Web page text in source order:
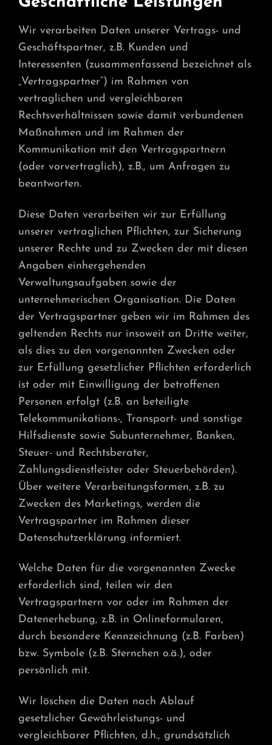
Wir verarbeiten Daten unserer Vertrags- und
Geschäftspartner, z.B. Kunden und
Interessenten (zusammenfassend bezeichnet als
„Vertragspartner“) im Rahmen von
vertraglichen und vergleichbaren
Rechtsverhältnissen sowie damit verbundenen
Maßnahmen und im Rahmen der
Kommunikation mit den Vertragspartnern
(oder vorvertraglich), z.B., um Anfragen zu
beantworten.
Diese Daten verarbeiten wir zur Erfüllung
unserer vertraglichen Pflichten, zur Sicherung
unserer Rechte und zu Zwecken der mit diesen
Angaben einhergehenden
Verwaltungsaufgaben sowie der
unternehmerischen Organisation. Die Daten
der Vertragspartner geben wir im Rahmen des
geltenden Rechts nur insoweit an Dritte weiter,
als dies zu den vorgenannten Zwecken oder
zur Erfüllung gesetzlicher Pflichten erforderlich
ist oder mit Einwilligung der betroffenen
Personen erfolgt (z.B. an beteiligte
Telekommunikations-, Transport- und sonstige
Hilfsdienste sowie Subunternehmer, Banken,
Steuer- und Rechtsberater,
Zahlungsdienstleister oder Steuerbehörden).
Über weitere Verarbeitungsformen, z.B. zu
Zwecken des Marketings, werden die
Vertragspartner im Rahmen dieser
Datenschutzerklärung informiert.
Welche Daten für die vorgenannten Zwecke
erforderlich sind, teilen wir den
Vertragspartnern vor oder im Rahmen der
Datenerhebung, z.B. in Onlineformularen,
durch besondere Kennzeichnung (z.B. Farben)
bzw. Symbole (z.B. Sternchen o.ä.), oder
persönlich mit.
Wir löschen die Daten nach Ablauf
gesetzlicher Gewährleistungs- und
vergleichbarer Pflichten, d.h., grundsätzlich